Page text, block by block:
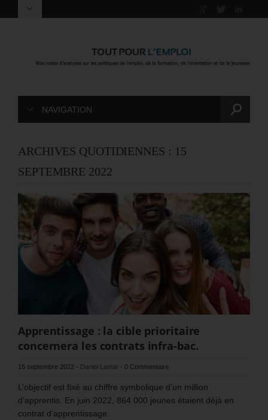
NAVIGATION
ARCHIVES QUOTIDIENNES : 15
SEPTEMBRE 2022
Apprentissage : la cible prioritaire
concernera les contrats infra-bac.
15 septembre 2022 - Daniel Lamar - 0 Commentaire
L’objectif est fixé au chiffre symbolique d’un million
d’apprentis. En juin 2022, 864 000 jeunes étaient déjà en
contrat d’apprentissage.